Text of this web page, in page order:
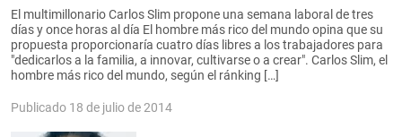
El multimillonario Carlos Slim propone una semana laboral de tres
días y once horas al día El hombre más rico del mundo opina que su
propuesta proporcionaría cuatro días libres a los trabajadores para
"dedicarlos a la familia, a innovar, cultivarse o a crear". Carlos Slim, el
hombre más rico del mundo, según el ránking […]
Publicado 18 de julio de 2014